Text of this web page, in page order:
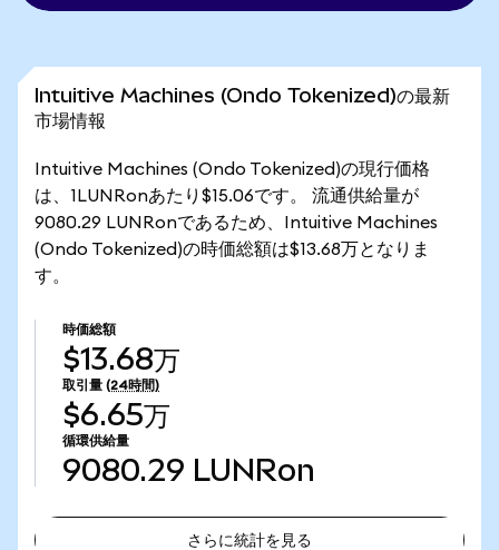
Intuitive Machines (Ondo Tokenized)の最新
市場情報
Intuitive Machines (Ondo Tokenized)の現行価格
は、1LUNRonあたり$15.06です。 流通供給量が
9080.29 LUNRonであるため、Intuitive Machines
(Ondo Tokenized)の時価総額は$13.68万となりま
す。
時価総額
$13.68万
取引量 (24時間)
$6.65万
循環供給量
9080.29 LUNRon
さらに統計を見る